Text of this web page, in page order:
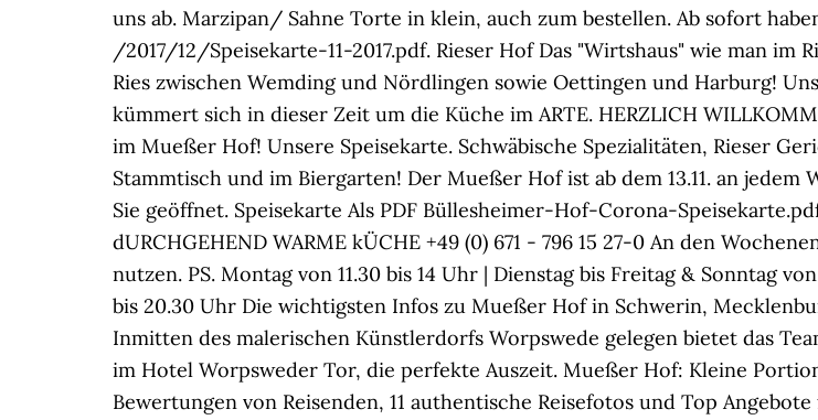
uns ab. Marzipan/ Sahne Torte in klein, auch zum bestellen. Ab sofort
/2017/12/Speisekarte-11-2017.pdf. Rieser Hof Das "Wirtshaus" wie man
Ries zwischen Wemding und Nördlingen sowie Oettingen und Harburg!
kümmert sich in dieser Zeit um die Küche im ARTE. HERZLICH
im Mueßer Hof! Unsere Speisekarte. Schwäbische Spezialitäten, Rieser
Stammtisch und im Biergarten! Der Mueßer Hof ist ab dem 13.11. an
Sie geöffnet. Speisekarte Als PDF Büllesheimer-Hof-Corona-
dURCHGEHEND WARME kÜCHE +49 (0) 671 - 796 15 27-0 An den
nutzen. PS. Montag von 11.30 bis 14 Uhr | Dienstag bis Freitag & Sonntag
bis 20.30 Uhr Die wichtigsten Infos zu Mueßer Hof in Schwerin,
Inmitten des malerischen Künstlerdorfs Worpswede gelegen bietet das
im Hotel Worpsweder Tor, die perfekte Auszeit. Mueßer Hof: Kleine
Bewertungen von Reisenden, 11 authentische Reisefotos und Top